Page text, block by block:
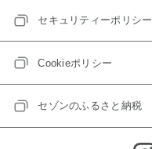
セキュリティーポリシー
Cookieポリシー
セゾンのふるさと納税